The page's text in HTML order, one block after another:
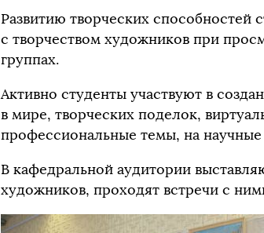
Развитию творческих способностей
с творчеством художников при
группах.
Активно студенты участвуют в
в мире, творческих поделок,
профессиональные темы, на
В кафедральной аудитории
художников, проходят встречи с